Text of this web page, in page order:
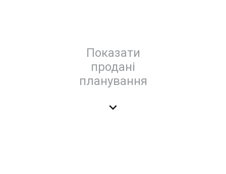
Показати
продані
планування
